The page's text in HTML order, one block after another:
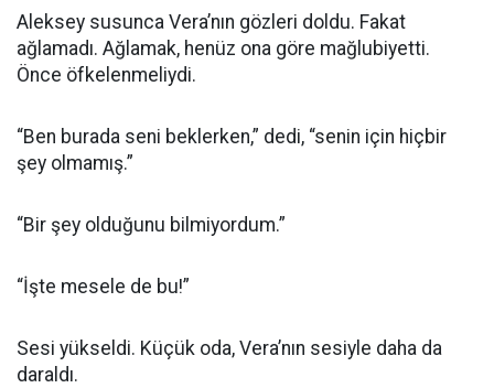
Aleksey susunca Vera’nın gözleri doldu. Fakat
ağlamadı. Ağlamak, henüz ona göre mağlubiyetti.
Önce öfkelenmeliydi.
“Ben burada seni beklerken,” dedi, “senin için hiçbir
şey olmamış.”
“Bir şey olduğunu bilmiyordum.”
“İşte mesele de bu!”
Sesi yükseldi. Küçük oda, Vera’nın sesiyle daha da
daraldı.